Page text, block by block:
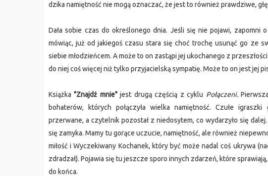
dzika namiętność nie mogą oznaczać, że jest to również prawdziwe,
Dała sobie czas do określonego dnia. Jeśli się nie pojawi, zapomni
mówiąc, już od jakiegoś czasu stara się choć trochę usunąć go ze
siebie młodzieńcem. A może to on zastąpi jej ukochanego z
do niej coś więcej niż tylko przyjacielską sympatię. Może to on jest jej
Książka"Znajdź mnie"jest drugą częścią z cyklu Połączeni.
bohaterów, których połączyła wielka namiętność. Czułe
przerwane, a czytelnik pozostał z niedosytem, co wydarzyło się
się zamyka. Mamy tu gorące uczucie, namiętność, ale również
miłość i Wyczekiwany Kochanek, który być może nadal coś ukrywa
zdradzał). Pojawia się tu jeszcze sporo innych zdarzeń, które
do końca.